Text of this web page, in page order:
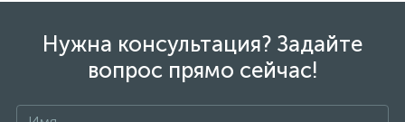
Нужна консультация? Задайте
вопрос прямо сейчас!